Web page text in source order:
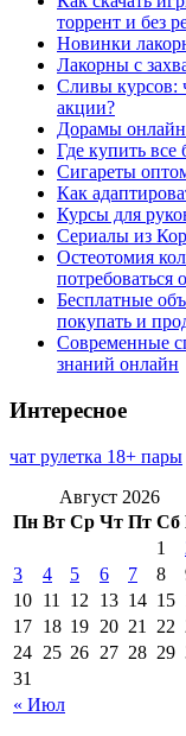
торрент и без
Новинки
Лакорны с
Сливы курсов:
акции?
Дорамы онлайн
Где купить все
Сигареты
Как
Курсы для
Сериалы из
Остеотомия
потребоваться
Бесплатные
покупать и
Современные
знаний онлайн
Интересное
чат рулетка 18+ пары
Август 2026
Пн Вт Ср Чт Пт Сб
« Июл
1
3
4 5 6 7 8
10 11 12 13 14 15
17 18 19 20 21 22
24 25 26 27 28 29
31